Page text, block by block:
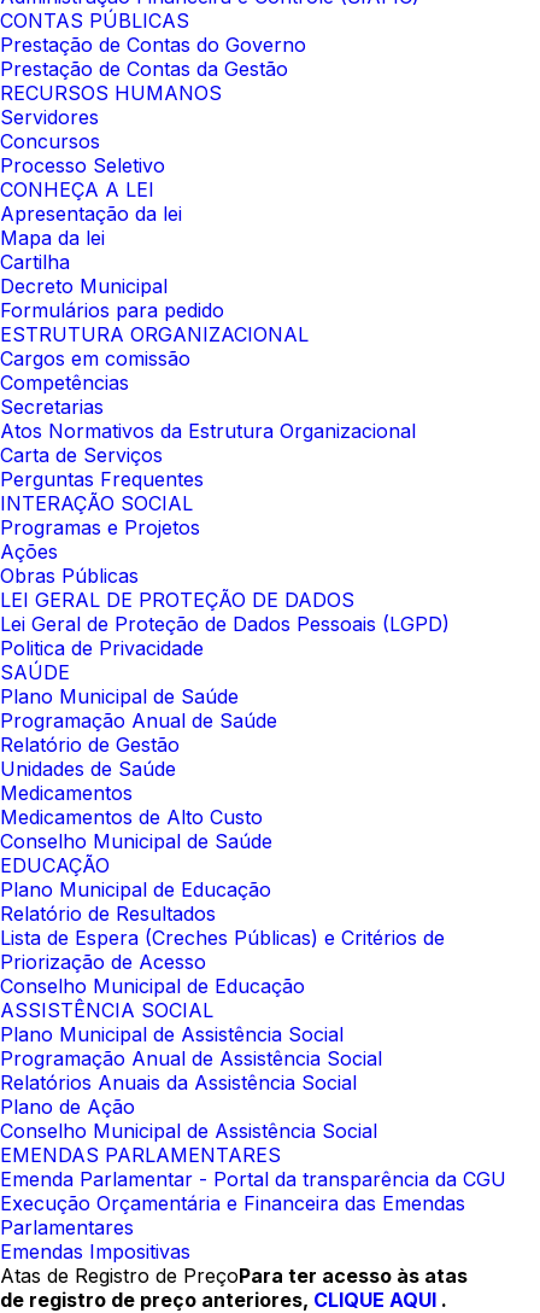
CONTAS PÚBLICAS
Prestação de Contas do Governo
Prestação de Contas da Gestão
RECURSOS HUMANOS
Servidores
Concursos
Processo Seletivo
CONHEÇA A LEI
Apresentação da lei
Mapa da lei
Cartilha
Decreto Municipal
Formulários para pedido
ESTRUTURA ORGANIZACIONAL
Cargos em comissão
Competências
Secretarias
Atos Normativos da Estrutura Organizacional
Carta de Serviços
Perguntas Frequentes
INTERAÇÃO SOCIAL
Programas e Projetos
Ações
Obras Públicas
LEI GERAL DE PROTEÇÃO DE DADOS
Lei Geral de Proteção de Dados Pessoais (LGPD)
Politica de Privacidade
SAÚDE
Plano Municipal de Saúde
Programação Anual de Saúde
Relatório de Gestão
Unidades de Saúde
Medicamentos
Medicamentos de Alto Custo
Conselho Municipal de Saúde
EDUCAÇÃO
Plano Municipal de Educação
Relatório de Resultados
Lista de Espera (Creches Públicas) e Critérios de
Priorização de Acesso
Conselho Municipal de Educação
ASSISTÊNCIA SOCIAL
Plano Municipal de Assistência Social
Programação Anual de Assistência Social
Relatórios Anuais da Assistência Social
Plano de Ação
Conselho Municipal de Assistência Social
EMENDAS PARLAMENTARES
Emenda Parlamentar - Portal da transparência da CGU
Execução Orçamentária e Financeira das Emendas
Parlamentares
Emendas Impositivas
Atas de Registro de PreçoPara ter acesso às atas
de registro de preço anteriores, CLIQUE AQUI .